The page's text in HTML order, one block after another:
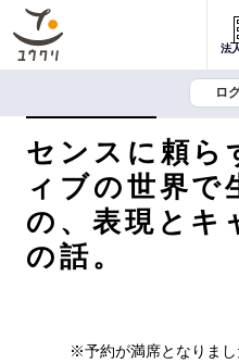
法
ロ
センスに頼ら
ィブの世界で
の、表現とキ
の話。
※予約が満席となりま